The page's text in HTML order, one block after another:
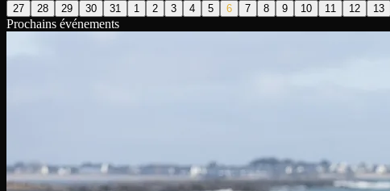
27 28 29 30 31 1 2 3 4 5 6 7 8 9 10 11 12 13
Prochains événements